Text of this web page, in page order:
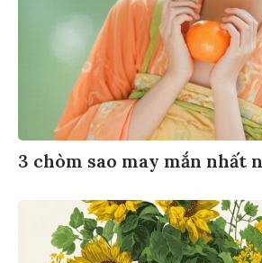
3 chòm sao may mắn nhất